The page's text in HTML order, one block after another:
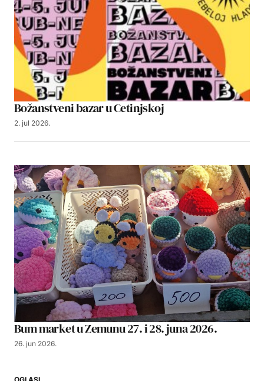
Božanstveni bazar u Cetinjskoj
2. jul 2026.
Bum market u Zemunu 27. i 28. juna 2026.
26. jun 2026.